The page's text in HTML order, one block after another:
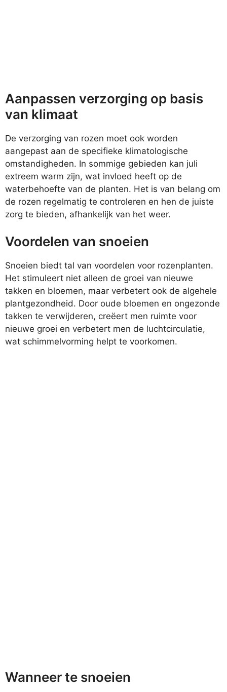
Aanpassen verzorging op basis
van klimaat
De verzorging van rozen moet ook worden
aangepast aan de specifieke klimatologische
omstandigheden. In sommige gebieden kan juli
extreem warm zijn, wat invloed heeft op de
waterbehoefte van de planten. Het is van belang om
de rozen regelmatig te controleren en hen de juiste
zorg te bieden, afhankelijk van het weer.
Voordelen van snoeien
Snoeien biedt tal van voordelen voor rozenplanten.
Het stimuleert niet alleen de groei van nieuwe
takken en bloemen, maar verbetert ook de algehele
plantgezondheid. Door oude bloemen en ongezonde
takken te verwijderen, creëert men ruimte voor
nieuwe groei en verbetert men de luchtcirculatie,
wat schimmelvorming helpt te voorkomen.
Wanneer te snoeien